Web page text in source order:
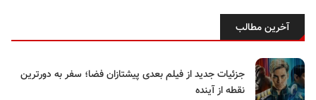
آخرین مطالب
جزئیات جدید از فیلم بعدی پیشتازان فضا؛ سفر به دورترین
نقطه از آینده